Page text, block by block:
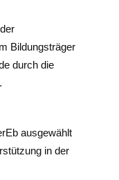
Bildungsträger
durch die
ausgewählt
in der